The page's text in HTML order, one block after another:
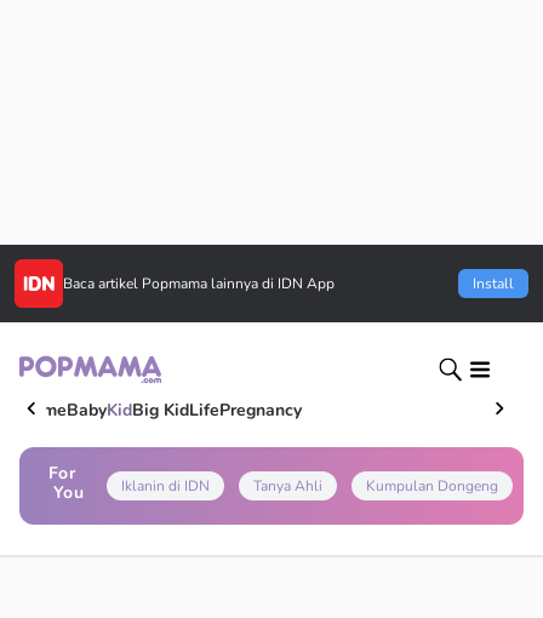
Baca artikel Popmama lainnya di IDN App Install
HomeBabyKidBig KidLifePregnancy
For
You
Iklanin di IDN Tanya Ahli Kumpulan Dongeng